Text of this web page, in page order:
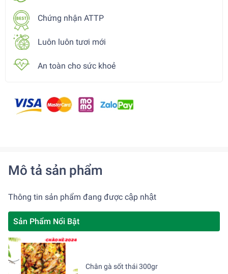
Chứng nhận ATTP
Luôn luôn tươi mới
An toàn cho sức khoẻ
Mô tả sản phẩm
Thông tin sản phẩm đang được cập nhật
Sản Phẩm Nổi Bật
Chân gà sốt thái 300gr